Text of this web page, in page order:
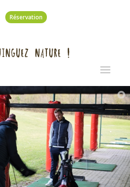
Réservation